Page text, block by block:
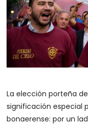
La elección porteña
significación especial
bonaerense: por un